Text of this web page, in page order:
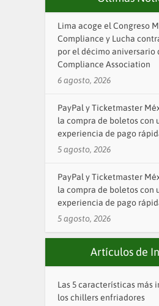
Lima acoge el Congreso
Compliance y Lucha
por el décimo aniversario
Compliance Association
6 agosto, 2026
PayPal y Ticketmaster
la compra de boletos con
experiencia de pago
5 agosto, 2026
PayPal y Ticketmaster
la compra de boletos con
experiencia de pago
5 agosto, 2026
Artículos de
Las 5 características más
los chillers enfriadores